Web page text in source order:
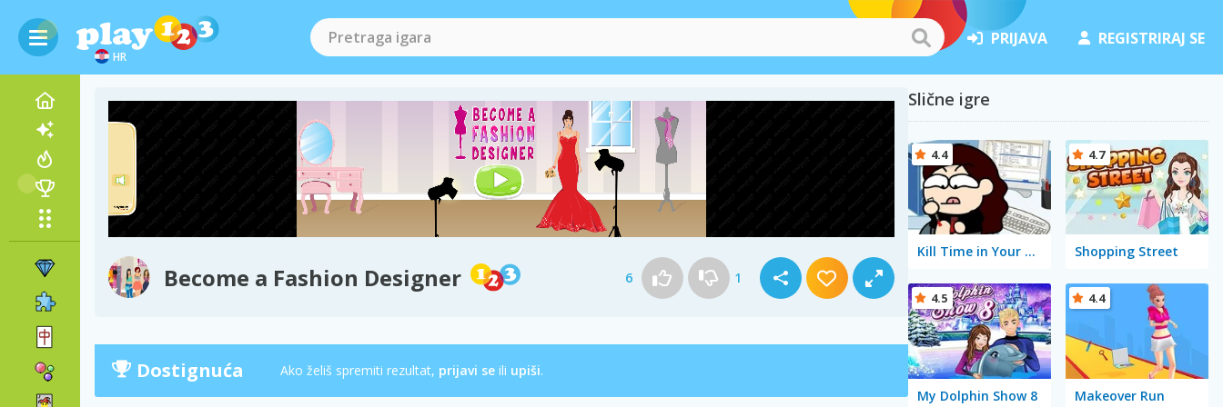
HR
PRIJAVA REGISTRIRAJ SE
Become a Fashion Designer 6 1
Dostignuća Ako želiš spremiti rezultat, prijavi se ili upiši.
Slične igre
Kill Time in Your Office
4.4
Shopping Street
4.7
My Dolphin Show 8
4.5
Makeover Run
4.4